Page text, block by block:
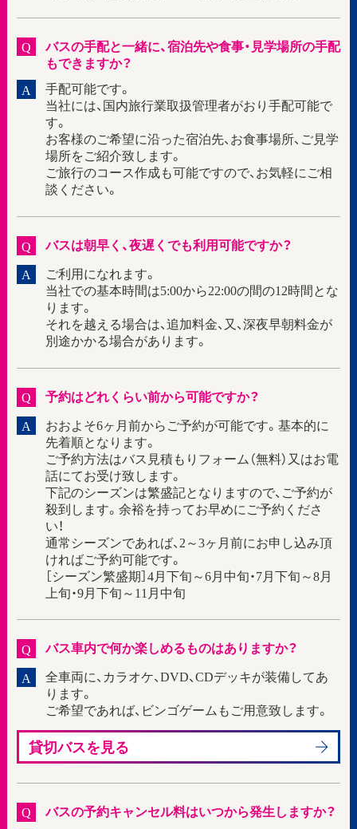
Q
バスの手配と一緒に、宿泊先や食事・見学場所の手配
もできますか？
A
手配可能です。
当社には、国内旅行業取扱管理者がおり手配可能で
す。
お客様のご希望に沿った宿泊先、お食事場所、ご見学
場所をご紹介致します。
ご旅行のコース作成も可能ですので、お気軽にご相
談ください。
Q
バスは朝早く、夜遅くでも利用可能ですか？
A
ご利用になれます。
当社での基本時間は5:00から22:00の間の12時間とな
ります。
それを越える場合は、追加料金、又、深夜早朝料金が
別途かかる場合があります。
Q
予約はどれくらい前から可能ですか？
A
おおよそ6ヶ月前からご予約が可能です。基本的に
先着順となります。
ご予約方法はバス見積もりフォーム（無料）又はお電
話にてお受け致します。
下記のシーズンは繁盛記となりますので、ご予約が
殺到します。余裕を持ってお早めにご予約くださ
い！
通常シーズンであれば、2～3ヶ月前にお申し込み頂
ければご予約可能です。
［シーズン繁盛期］4月下旬～6月中旬・7月下旬～8月
上旬・9月下旬～11月中旬
Q
バス車内で何か楽しめるものはありますか？
A
全車両に、カラオケ、DVD、CDデッキが装備してあ
ります。
ご希望であれば、ビンゴゲームもご用意致します。
貸切バスを見る
Q
バスの予約キャンセル料はいつから発生しますか？